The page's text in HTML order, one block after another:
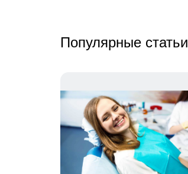
Популярные статьи